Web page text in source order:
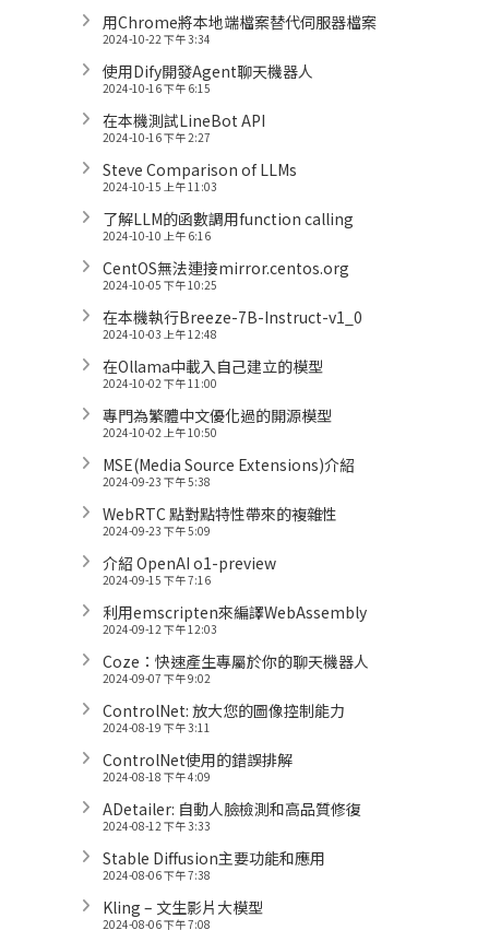
用Chrome將本地端檔案替代伺服器檔案
2024-10-22 下午 3:34
使用Dify開發Agent聊天機器人
2024-10-16 下午 6:15
在本機測試LineBot API
2024-10-16 下午 2:27
Steve Comparison of LLMs
2024-10-15 上午 11:03
了解LLM的函數調用function calling
2024-10-10 上午 6:16
CentOS無法連接mirror.centos.org
2024-10-05 下午 10:25
在本機執行Breeze-7B-Instruct-v1_0
2024-10-03 上午 12:48
在Ollama中載入自己建立的模型
2024-10-02 下午 11:00
專門為繁體中文優化過的開源模型
2024-10-02 上午 10:50
MSE(Media Source Extensions)介紹
2024-09-23 下午 5:38
WebRTC 點對點特性帶來的複雜性
2024-09-23 下午 5:09
介紹 OpenAI o1-preview
2024-09-15 下午 7:16
利用emscripten來編譯WebAssembly
2024-09-12 下午 12:03
Coze：快速產生專屬於你的聊天機器人
2024-09-07 下午 9:02
ControlNet: 放大您的圖像控制能力
2024-08-19 下午 3:11
ControlNet使用的錯誤排解
2024-08-18 下午 4:09
ADetailer: 自動人臉檢測和高品質修復
2024-08-12 下午 3:33
Stable Diffusion主要功能和應用
2024-08-06 下午 7:38
Kling – 文生影片大模型
2024-08-06 下午 7:08